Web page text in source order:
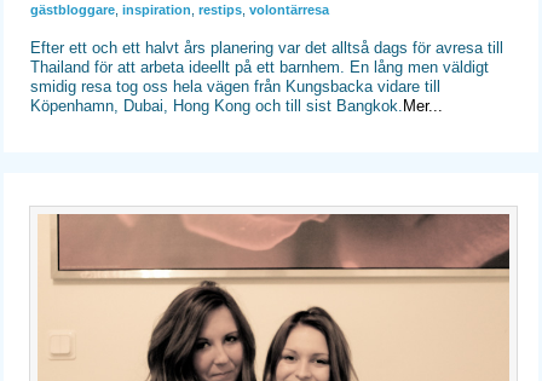
gästbloggare ,inspiration ,restips ,volontärresa
Efter ett och ett halvt års planering var det alltså dags för avresa till
Thailand för att arbeta ideellt på ett barnhem. En lång men väldigt
smidig resa tog oss hela vägen från Kungsbacka vidare till
Köpenhamn, Dubai, Hong Kong och till sist Bangkok. Mer...